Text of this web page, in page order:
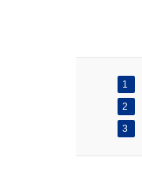
1
2
3